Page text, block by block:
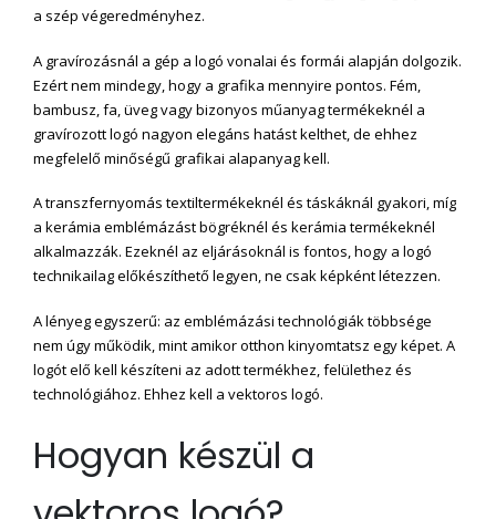
a szép végeredményhez.
A gravírozásnál a gép a logó vonalai és formái alapján dolgozik.
Ezért nem mindegy, hogy a grafika mennyire pontos. Fém,
bambusz, fa, üveg vagy bizonyos műanyag termékeknél a
gravírozott logó nagyon elegáns hatást kelthet, de ehhez
megfelelő minőségű grafikai alapanyag kell.
A transzfernyomás textiltermékeknél és táskáknál gyakori, míg
a kerámia emblémázást bögréknél és kerámia termékeknél
alkalmazzák. Ezeknél az eljárásoknál is fontos, hogy a logó
technikailag előkészíthető legyen, ne csak képként létezzen.
A lényeg egyszerű: az emblémázási technológiák többsége
nem úgy működik, mint amikor otthon kinyomtatsz egy képet. A
logót elő kell készíteni az adott termékhez, felülethez és
technológiához. Ehhez kell a vektoros logó.
Hogyan készül a